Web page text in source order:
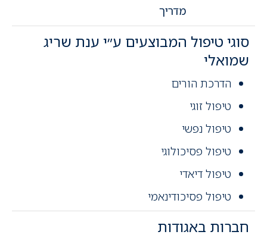
מדריך
סוגי טיפול המבוצעים ע״י ענת שריג
שמואלי
הדרכת הורים
טיפול זוגי
טיפול נפשי
טיפול פסיכולוגי
טיפול דיאדי
טיפול פסיכודינאמי
חברות באגודות